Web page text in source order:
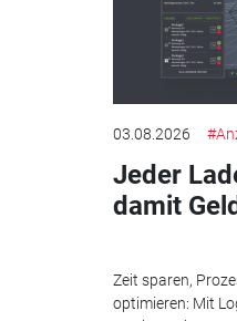
03.08.2026
Jeder
damit
Zeit sparen,
optimieren: Mit